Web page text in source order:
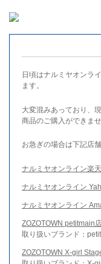
日頃はナルミヤオンラ
ます。
大変混みあっており、
商品のご購入ができませ
お急ぎの場合は下記店
ナルミヤオンライン楽
ナルミヤオンライン
ナルミヤオンライン
ZOZOTOWN petitmain
取り扱いブランド：
ZOZOTOWN X-girl